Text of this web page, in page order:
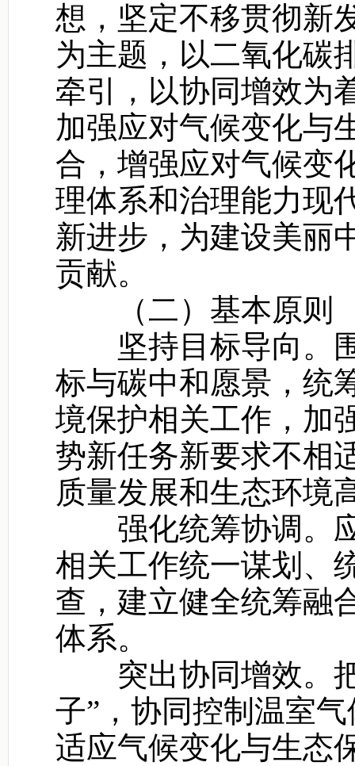
想，坚定不移贯彻新
为主题，以二氧化碳
牵引，以协同增效为
加强应对气候变化与
合，增强应对气候变
理体系和治理能力现
新进步，为建设美丽
贡献。
（二）基本原则
坚持目标导向。围
标与碳中和愿景，统
境保护相关工作，加
势新任务新要求不相
质量发展和生态环境
强化统筹协调。应
相关工作统一谋划、
查，建立健全统筹融
体系。
突出协同增效。把
子”，协同控制温室
适应气候变化与生态